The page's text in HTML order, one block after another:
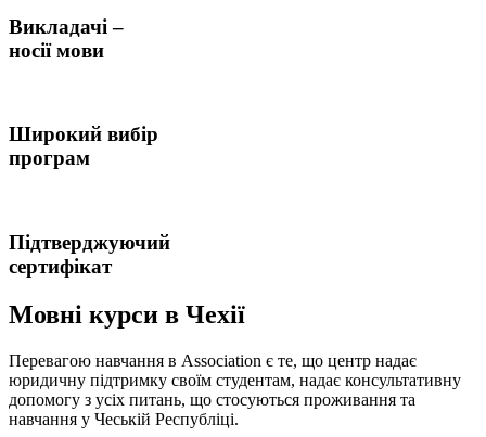
Викладачі –
носії мови
Широкий вибір
програм
Підтверджуючий
сертифікат
Мовні курси в Чехії
Перевагою навчання в Association є те, що центр надає
юридичну підтримку своїм студентам, надає консультативну
допомогу з усіх питань, що стосуються проживання та
навчання у Чеській Республіці.